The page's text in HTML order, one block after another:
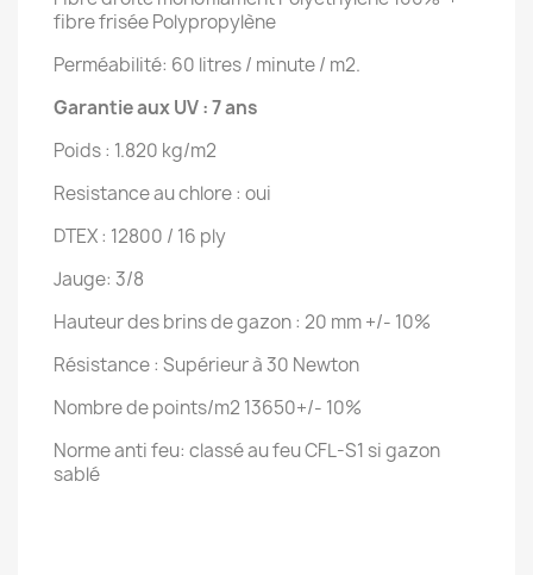
fibre frisée Polypropylène
Perméabilité: 60 litres / minute / m2.
Garantie aux UV : 7 ans
Poids : 1.820 kg/m2
Resistance au chlore : oui
DTEX : 12800 / 16 ply
Jauge: 3/8
Hauteur des brins de gazon : 20 mm +/- 10%
Résistance : Supérieur à 30 Newton
Nombre de points/m2 13650+/- 10%
Norme anti feu: classé au feu CFL-S1 si gazon
sablé